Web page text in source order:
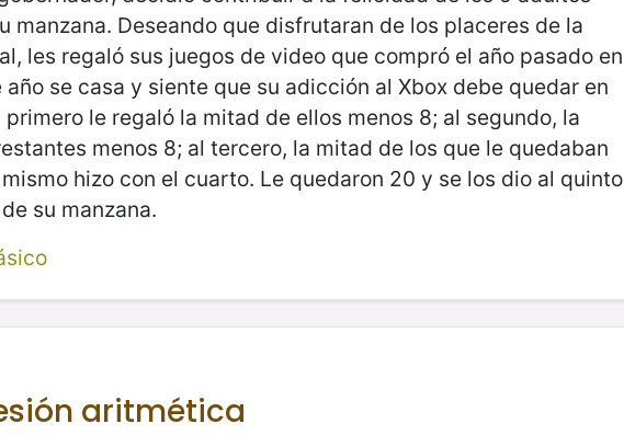
manzana. Deseando que disfrutaran de los placeres de la
les regaló sus juegos de video que compró el año pasado en
se casa y siente que su adicción al Xbox debe quedar en
primero le regaló la mitad de ellos menos 8; al segundo, la
menos 8; al tercero, la mitad de los que le quedaban
hizo con el cuarto. Le quedaron 20 y se los dio al quinto
su manzana.
aritmética